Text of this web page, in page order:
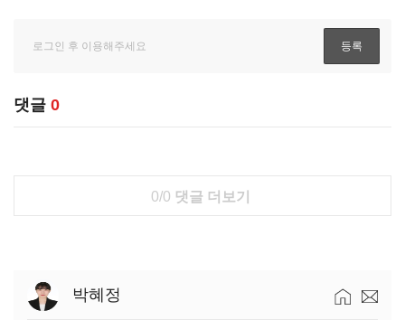
댓글 0
0/0 댓글 더보기
박혜정